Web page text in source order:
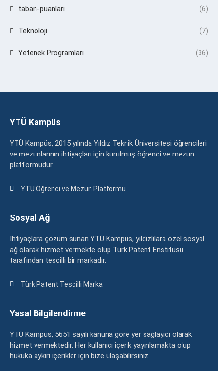
taban-puanlari (6)
Teknoloji (7)
Yetenek Programları (36)
YTÜ Kampüs
YTÜ Kampüs, 2015 yılında Yıldız Teknik Üniversitesi öğrencileri
ve mezunlarının ihtiyaçları için kurulmuş öğrenci ve mezun
platformudur.
YTÜ Öğrenci ve Mezun Platformu
Sosyal Ağ
İhtiyaçlara çözüm sunan YTÜ Kampüs, yıldızlılara özel sosyal
ağ olarak hizmet vermekte olup Türk Patent Enstitüsü
tarafından tescilli bir markadır.
Türk Patent Tescilli Marka
Yasal Bilgilendirme
YTÜ Kampüs, 5651 sayılı kanuna göre yer sağlayıcı olarak
hizmet vermektedir. Her kullanıcı içerik yayınlamakta olup
hukuka aykırı içerikler için bize ulaşabilirsiniz.